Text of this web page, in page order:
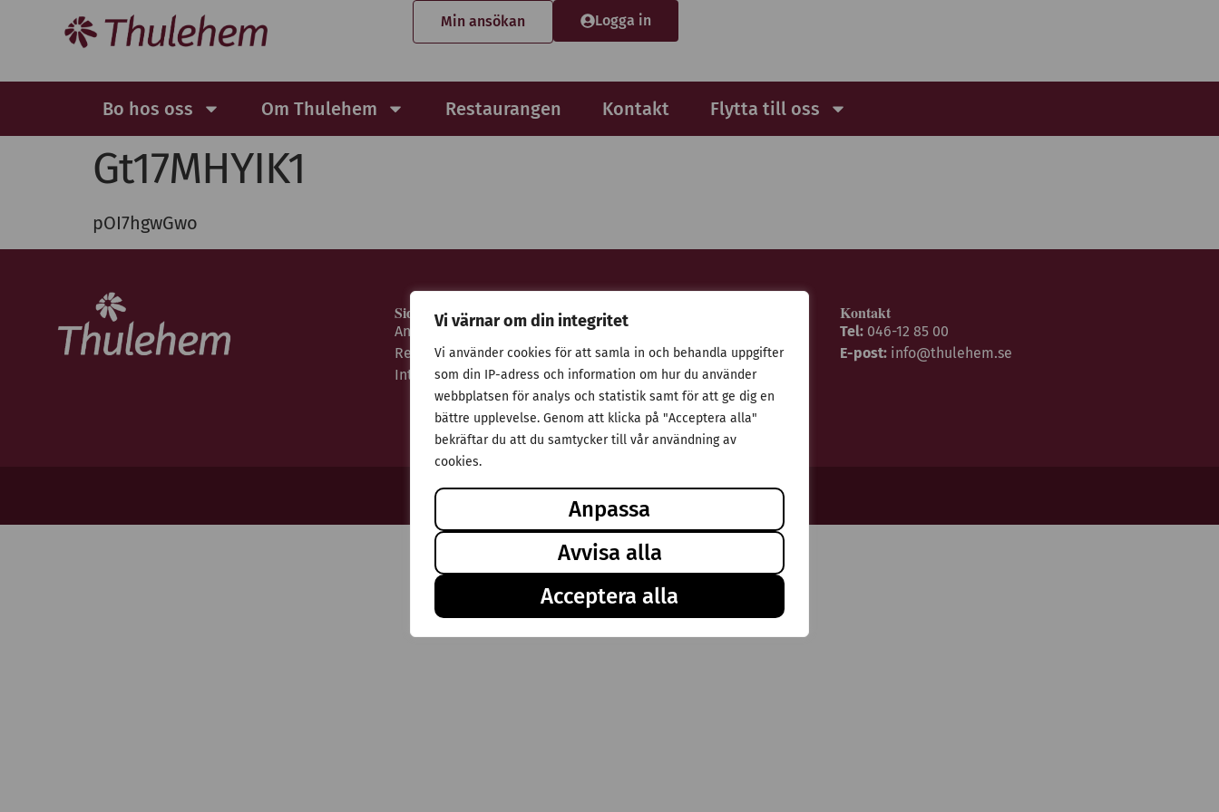
Vi värnar om din integritet
Vi använder cookies för att samla in och behandla uppgifter
som din IP-adress och information om hur du använder
webbplatsen för analys och statistik samt för att ge dig en
bättre upplevelse. Genom att klicka på "Acceptera alla"
bekräftar du att du samtycker till vår användning av
cookies.
Anpassa
Avvisa alla
Acceptera alla
Min ansökan Logga in
Bo hos oss Om Thulehem Restaurangen Kontakt Flytta till oss
Gt17MHYIK1
pOI7hgwGwo
Sidor
Ansökan
Restaurangen
Integritetspolicy
Adress
Stiftelsen Thulehem i Lund
Thulehemsvägen 40
224 67 Lund
Kontakt
Tel: 046-12 85 00
E-post: info@thulehem.se
© Stiftelsen Thulehem 2025